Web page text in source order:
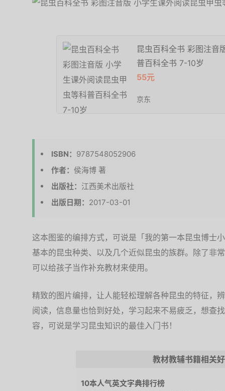
昆虫百科全书 彩图注音
普百科全书 7-10岁
55元
京东
ISBN： 9787548052906
作者： 侯海博 著
出版社： 江西美术出版社
出版日期： 2017-03-01
这本图鉴的编排方式，可说是「我的第一本昆虫博士
基本的昆虫种类、以及几个近似昆虫的族群。除了非
可以给孩子当作补充教材来使用。
精致的图片编排，让人能轻松理解各种昆虫的特征，
阅读，信息量也恰到好处，学习起来不易疲乏，想查
容，可说是学习昆虫知识的最佳入门书！
教材教辅书籍相关
10本人气英文字典排行榜